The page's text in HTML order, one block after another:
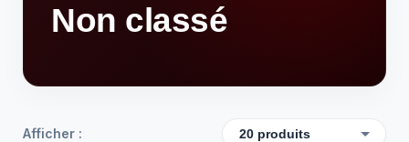
Non classé
Afficher :